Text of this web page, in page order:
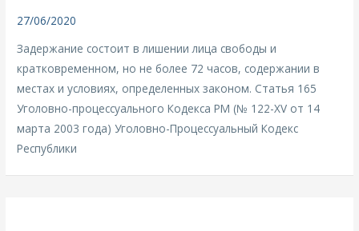
27/06/2020
Задержание состоит в лишении лица свободы и
кратковременном, но не более 72 часов, содержании в
местах и условиях, определенных законом. Статья 165
Уголовно-процессуального Кодекса РМ (№ 122-XV от 14
марта 2003 года) Уголовно-Процессуальный Кодекс
Республики